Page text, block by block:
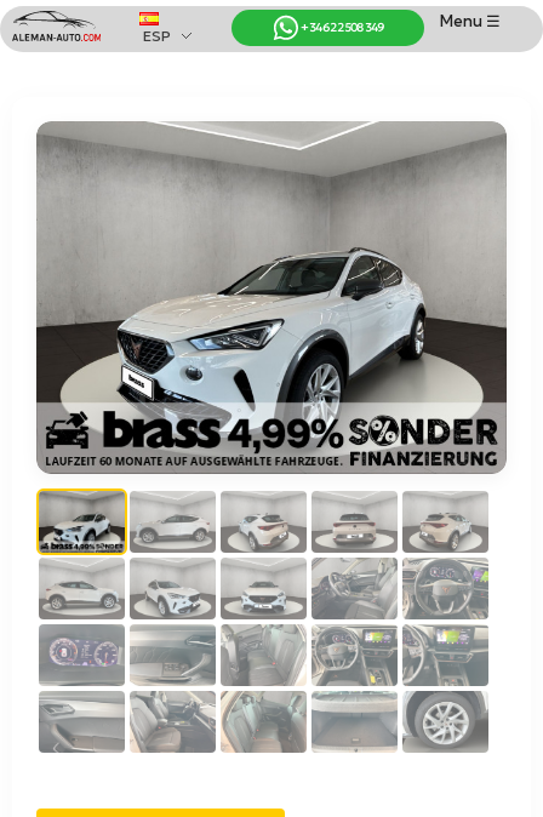
Coches de Alemania
Importación de Coches de Alemania
Menu ☰
+34 622 508 349
ESP